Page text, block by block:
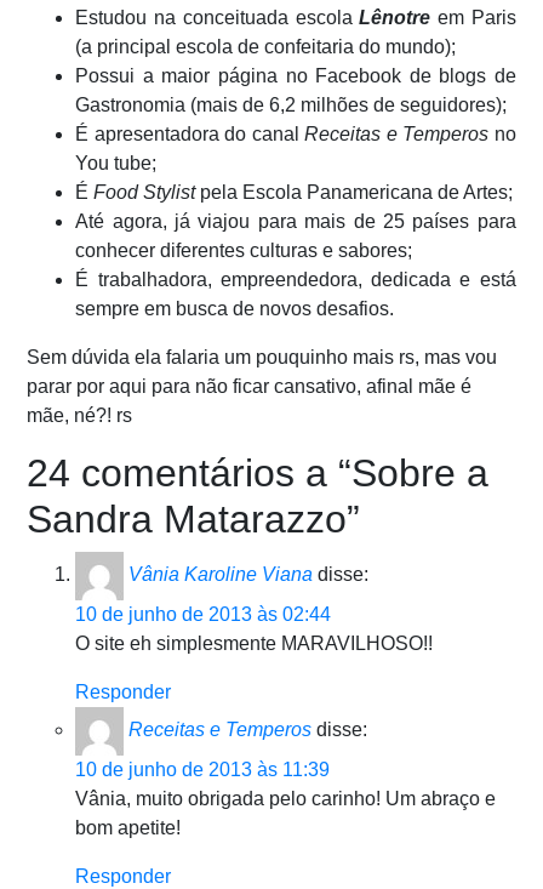
Estudou na conceituada escolaLênotre em Paris
(a principal escola de confeitaria do mundo);
Possui a maior página no Facebook de blogs de
Gastronomia (mais de 6,2 milhões de seguidores);
É apresentadora do canalReceitas e Temperos no
You tube;
ÉFood Stylistpela Escola Panamericana de Artes;
Até agora, já viajou para mais de 25 países para
conhecer diferentes culturas e sabores;
É trabalhadora, empreendedora, dedicada e está
sempre em busca de novos desafios.
Sem dúvida ela falaria um pouquinho mais rs, mas vou
parar por aqui para não ficar cansativo, afinal mãe é
mãe, né?! rs
24 comentários a “Sobre a
Sandra Matarazzo”
Vânia Karoline Viana disse:
10 de junho de 2013 às 02:44
O site eh simplesmente MARAVILHOSO!!
Responder
Receitas e Temperos disse:
10 de junho de 2013 às 11:39
Vânia, muito obrigada pelo carinho! Um abraço e
bom apetite!
Responder